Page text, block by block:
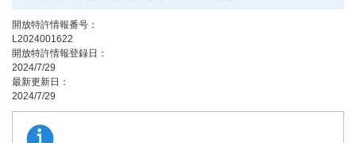
開放特許情報番号：
L2024001622
開放特許情報登録日：
2024/7/29
最新更新日：
2024/7/29